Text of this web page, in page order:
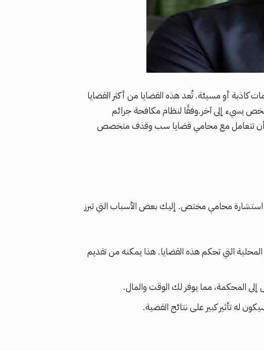
أو مسيئة. تُعد هذه القضايا من أكثر القضايا
يسيء إلى آخر.وفقًا لنظام مكافحة جرائم
أن تتعامل مع محامي قضايا سب وقذف متخصص
استشارة محامي مختص. إليك بعض الأسباب التي تبرز
التي تحكم هذه القضايا. هذا يمكنه من تقديم
المحكمة، مما يوفر لك الوقت والمال.
له تأثير كبير على نتائج القضية.